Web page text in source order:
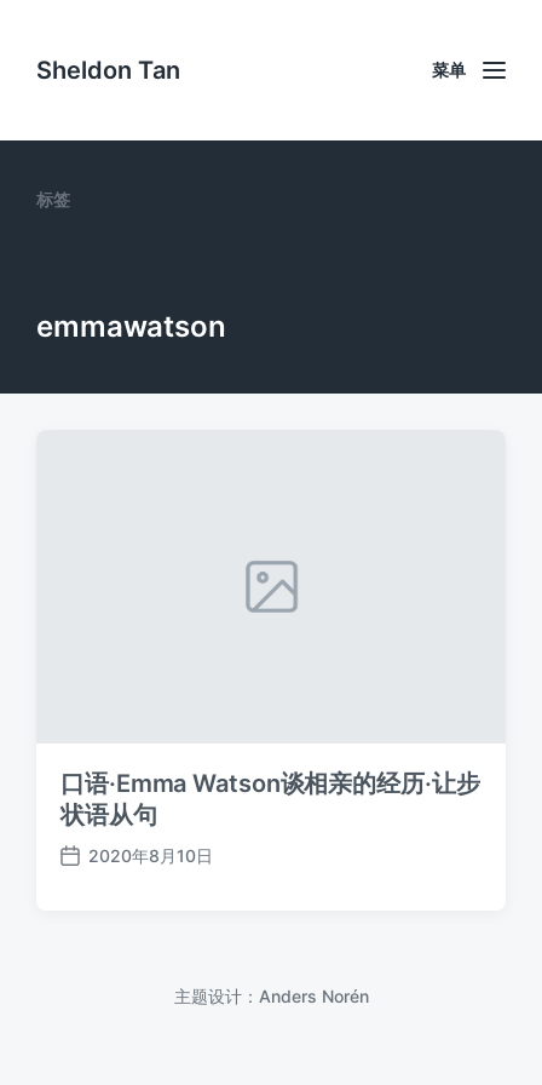
Sheldon Tan 菜单
标签
emmawatson
口语·Emma Watson谈相亲的经历·让步
状语从句
发
2020年8月10日
主题设计： Anders Norén